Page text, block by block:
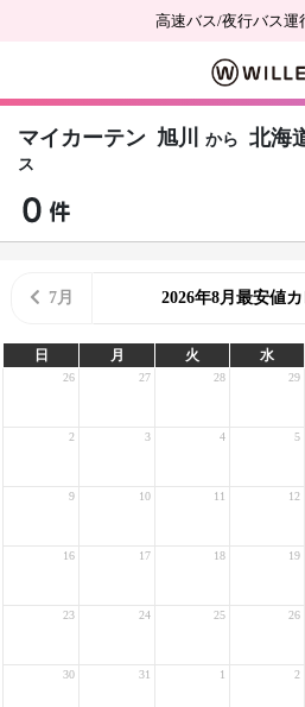
高速バス/夜行バス運
マイカーテン 旭川 から 北海
ス
7月 2026年8月最安値
日 月 火 水
26 27 28 29
2 3 4 5
9 10 11 12
16 17 18 19
23 24 25 26
30 31 1 2